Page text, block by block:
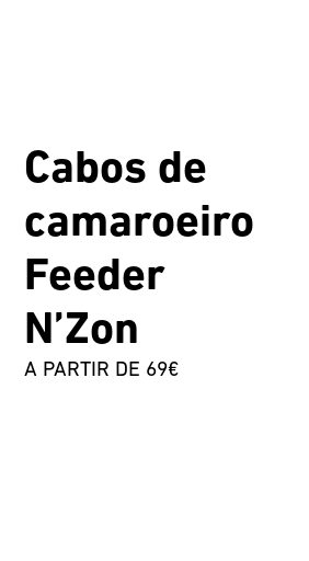
Cabos de
camaroeiro
Feeder
N’Zon
A PARTIR DE 69€